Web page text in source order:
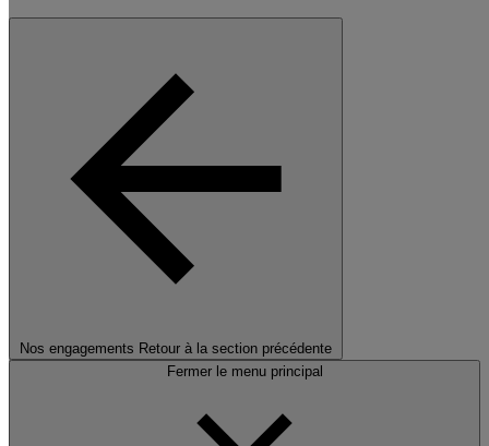
Nos engagements Retour à la section précédente
Fermer le menu principal